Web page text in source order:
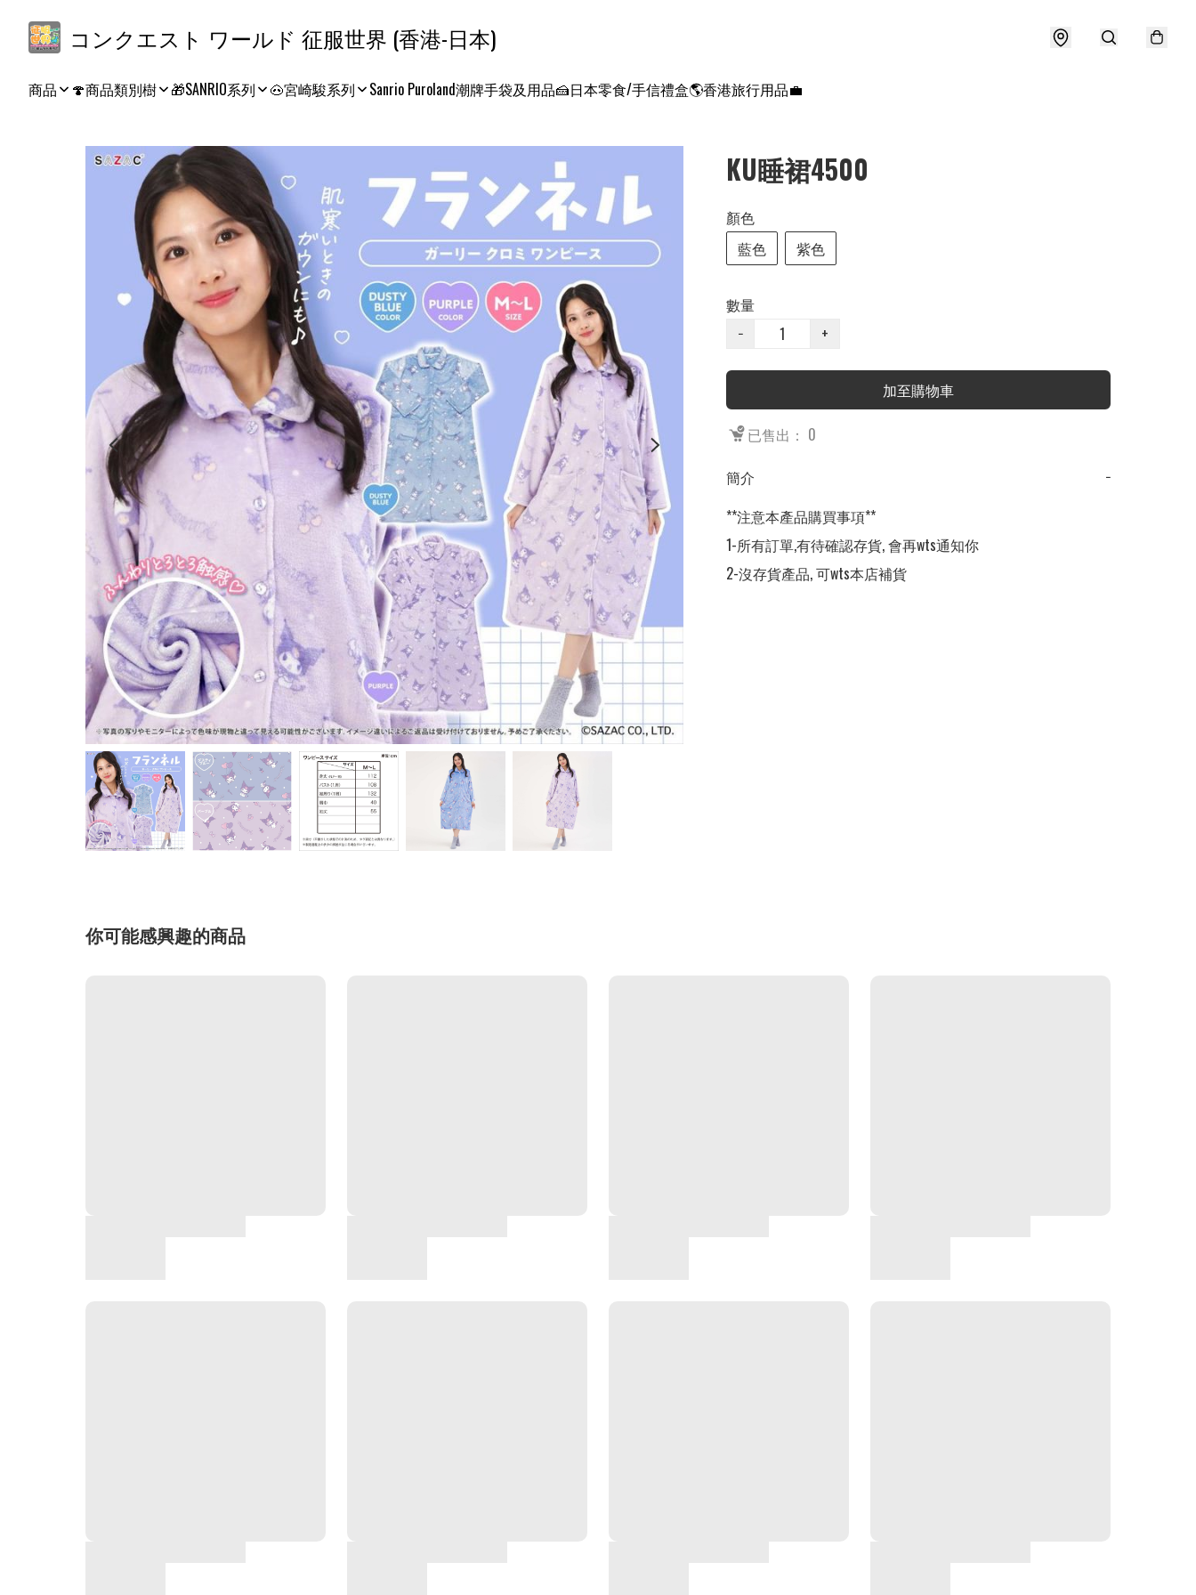
コンクエスト ワールド 征服世界 (香港-日本)
商品 🍄商品類別樹 🎁SANRIO系列 🐽宮崎駿系列 Sanrio Puroland潮牌手袋及用品🍰日本零食/手信禮盒🌎香港旅行用品💼
KU睡裙4500
顏色
藍色
紫色
數量
−
+
加至購物車
已售出： 0
簡介
−
**注意本產品購買事項**
1-所有訂單,有待確認存貨, 會再wts通知你
2-沒存貨產品, 可wts本店補貨
你可能感興趣的商品